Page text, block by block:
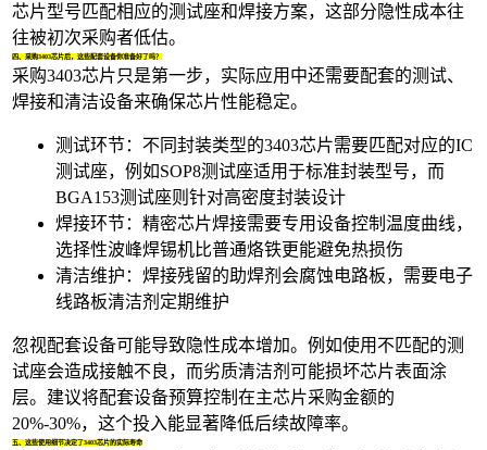
芯片型号匹配相应的测试座和焊接方案，这部分隐性成本往
往被初次采购者低估。
四、采购3403芯片后，这些配套设备你准备好了吗？
采购3403芯片只是第一步，实际应用中还需要配套的测试、
焊接和清洁设备来确保芯片性能稳定。
测试环节：不同封装类型的3403芯片需要匹配对应的IC
测试座，例如SOP8测试座适用于标准封装型号，而
BGA153测试座则针对高密度封装设计
焊接环节：精密芯片焊接需要专用设备控制温度曲线，
选择性波峰焊锡机比普通烙铁更能避免热损伤
清洁维护：焊接残留的助焊剂 会腐蚀电路板，需要电子
线路板清洁剂 定期维护
忽视配套设备可能导致隐性成本增加。例如使用不匹配的测
试座会造成接触不良，而劣质清洁剂可能损坏芯片表面涂
层。建议将配套设备预算控制在主芯片采购金额的
20%-30%，这个投入能显著降低后续故障率。
五、这些使用细节决定了3403芯片的实际寿命